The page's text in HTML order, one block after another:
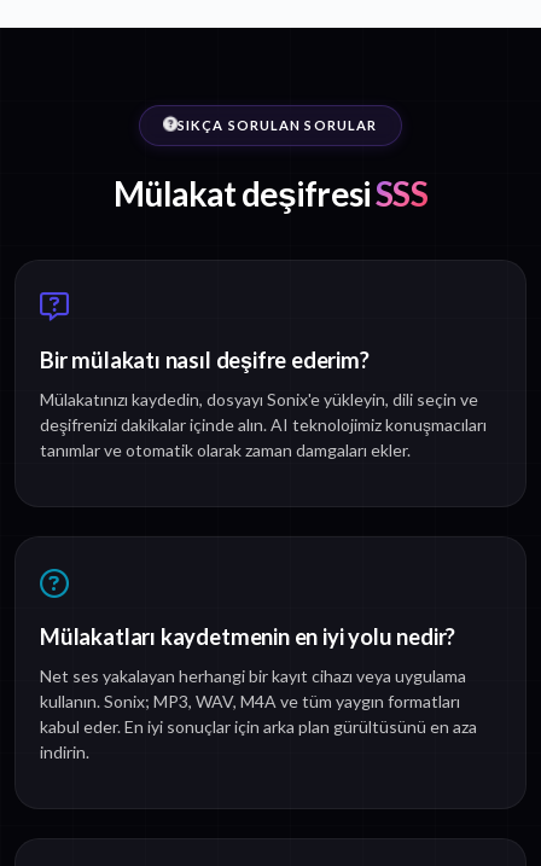
SIKÇA SORULAN SORULAR
Mülakat deşifresiSSS
Bir mülakatı nasıl deşifre ederim?
Mülakatınızı kaydedin, dosyayı Sonix'e yükleyin, dili seçin ve
deşifrenizi dakikalar içinde alın. AI teknolojimiz konuşmacıları
tanımlar ve otomatik olarak zaman damgaları ekler.
Mülakatları kaydetmenin en iyi yolu nedir?
Net ses yakalayan herhangi bir kayıt cihazı veya uygulama
kullanın. Sonix; MP3, WAV, M4A ve tüm yaygın formatları
kabul eder. En iyi sonuçlar için arka plan gürültüsünü en aza
indirin.